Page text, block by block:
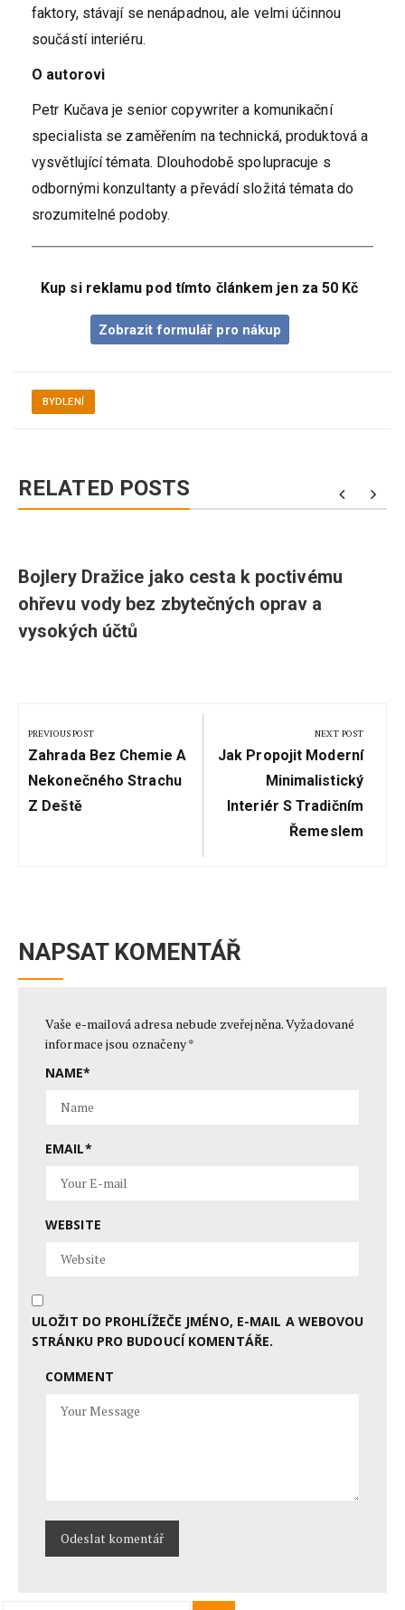
faktory, stávají se nenápadnou, ale velmi účinnou
součástí interiéru.
O autorovi
Petr Kučava je senior copywriter a komunikační
specialista se zaměřením na technická, produktová a
vysvětlující témata. Dlouhodobě spolupracuje s
odbornými konzultanty a převádí složitá témata do
srozumitelné podoby.
Kup si reklamu pod tímto článkem jen za 50 Kč
Zobrazit formulář pro nákup
BYDLENÍ
RELATED POSTS
Bojlery Dražice jako cesta k poctivému
ohřevu vody bez zbytečných oprav a
vysokých účtů
pro
příspěvek
PREVIOUS POST
Previous
Post:
Zahrada Bez Chemie A
Nekonečného Strachu
Z Deště
NEXT POST
Next
Jak Propojit Moderní
Minimalistický
Interiér S Tradičním
Řemeslem
NAPSAT KOMENTÁŘ
Vaše e-mailová adresa nebude zveřejněna.Vyžadované
informace jsou označeny*
NAME*
EMAIL*
WEBSITE
ULOŽIT DO PROHLÍŽEČE JMÉNO, E-MAIL A WEBOVOU
STRÁNKU PRO BUDOUCÍ KOMENTÁŘE.
COMMENT